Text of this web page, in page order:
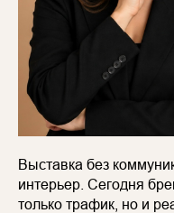
Выставка без
интерьер. Сегодня
только трафик, но и